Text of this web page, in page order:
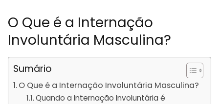
O Que é a Internação
Involuntária Masculina?
Sumário
O Que é a Internação Involuntária Masculina?
Quando a Internação Involuntária é